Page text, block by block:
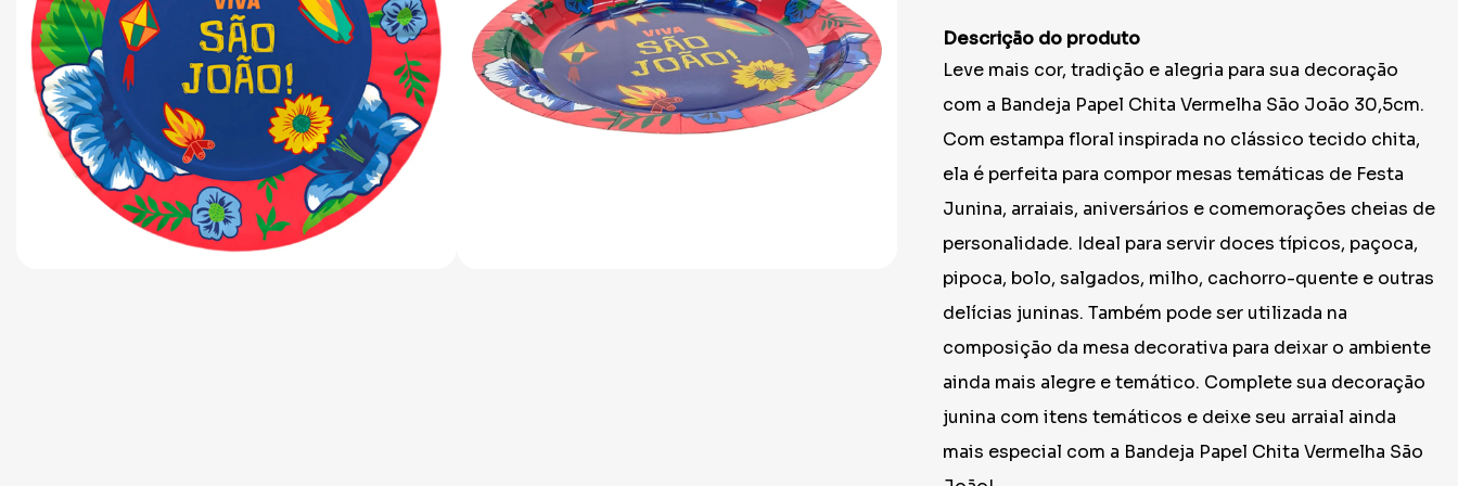
10º boleiras
Descrição do produto
Leve mais cor, tradição e alegria para sua decoração
com a Bandeja Papel Chita Vermelha São João 30,5cm.
Com estampa floral inspirada no clássico tecido chita,
ela é perfeita para compor mesas temáticas de Festa
Junina, arraiais, aniversários e comemorações cheias de
personalidade. Ideal para servir doces típicos, paçoca,
pipoca, bolo, salgados, milho, cachorro-quente e outras
delícias juninas. Também pode ser utilizada na
composição da mesa decorativa para deixar o ambiente
ainda mais alegre e temático. Complete sua decoração
junina com itens temáticos e deixe seu arraial ainda
mais especial com a Bandeja Papel Chita Vermelha São